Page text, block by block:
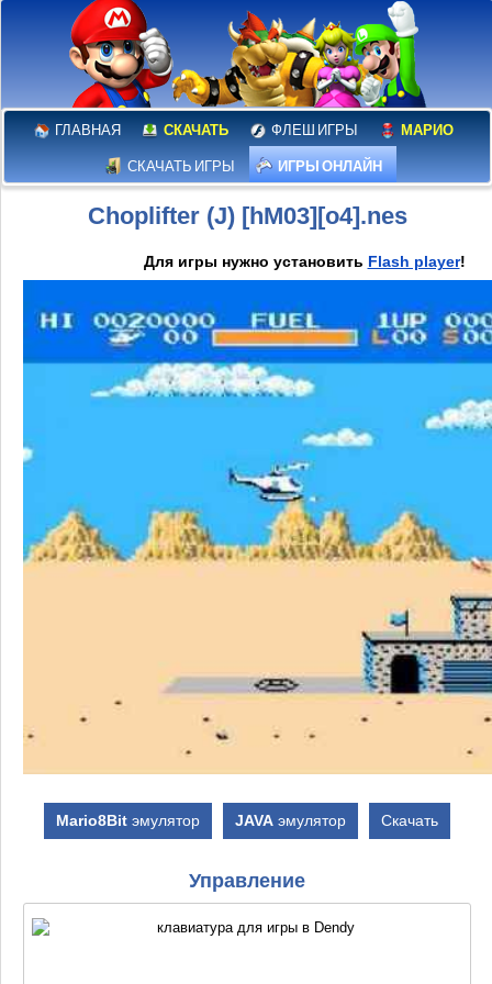
ГЛАВНАЯ СКАЧАТЬ ФЛЕШ ИГРЫ МАРИО
СКАЧАТЬ ИГРЫ ИГРЫ ОНЛАЙН
Choplifter (J) [hM03][o4].nes
Для игры нужно установить Flash player!
Mario8Bit эмулятор JAVA эмулятор Скачать
Управление